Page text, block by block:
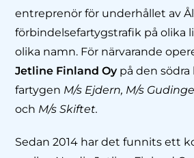
entreprenör för underhållet av
förbindelsefartygstrafik på olika
olika namn. För närvarande
Jetline Finland Oypå den södra
fartygen M/s Ejdern, M/s
och M/s Skiftet.
Sedan 2014 har det funnits ett